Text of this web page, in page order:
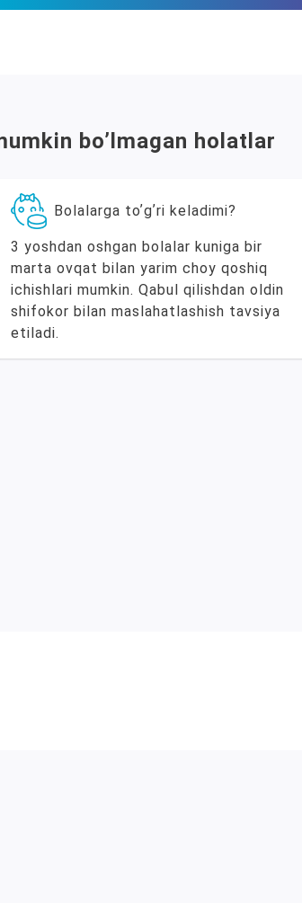
boʼlmagan holatlar
Bolalarga toʼgʼri keladimi?
3 yoshdan oshgan bolalar kuniga bir
marta ovqat bilan yarim choy qoshiq
ichishlari mumkin. Qabul qilishdan oldin
shifokor bilan maslahatlashish tavsiya
etiladi.